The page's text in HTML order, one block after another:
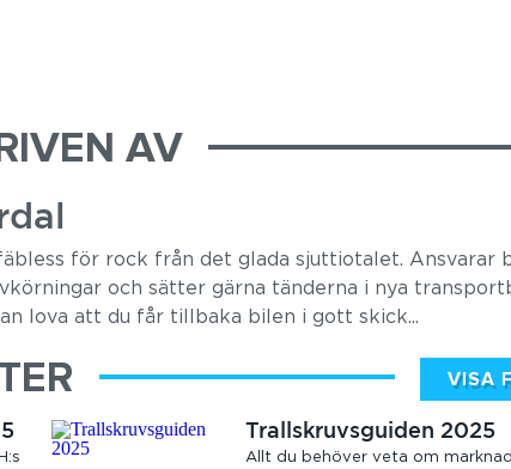
AV
för rock från det glada sjuttiotalet. Ansvarar
och sätter gärna tänderna i nya
lova att du får tillbaka bilen i gott skick...
VISA
Trallskruvsguiden 2025
Allt du behöver veta om